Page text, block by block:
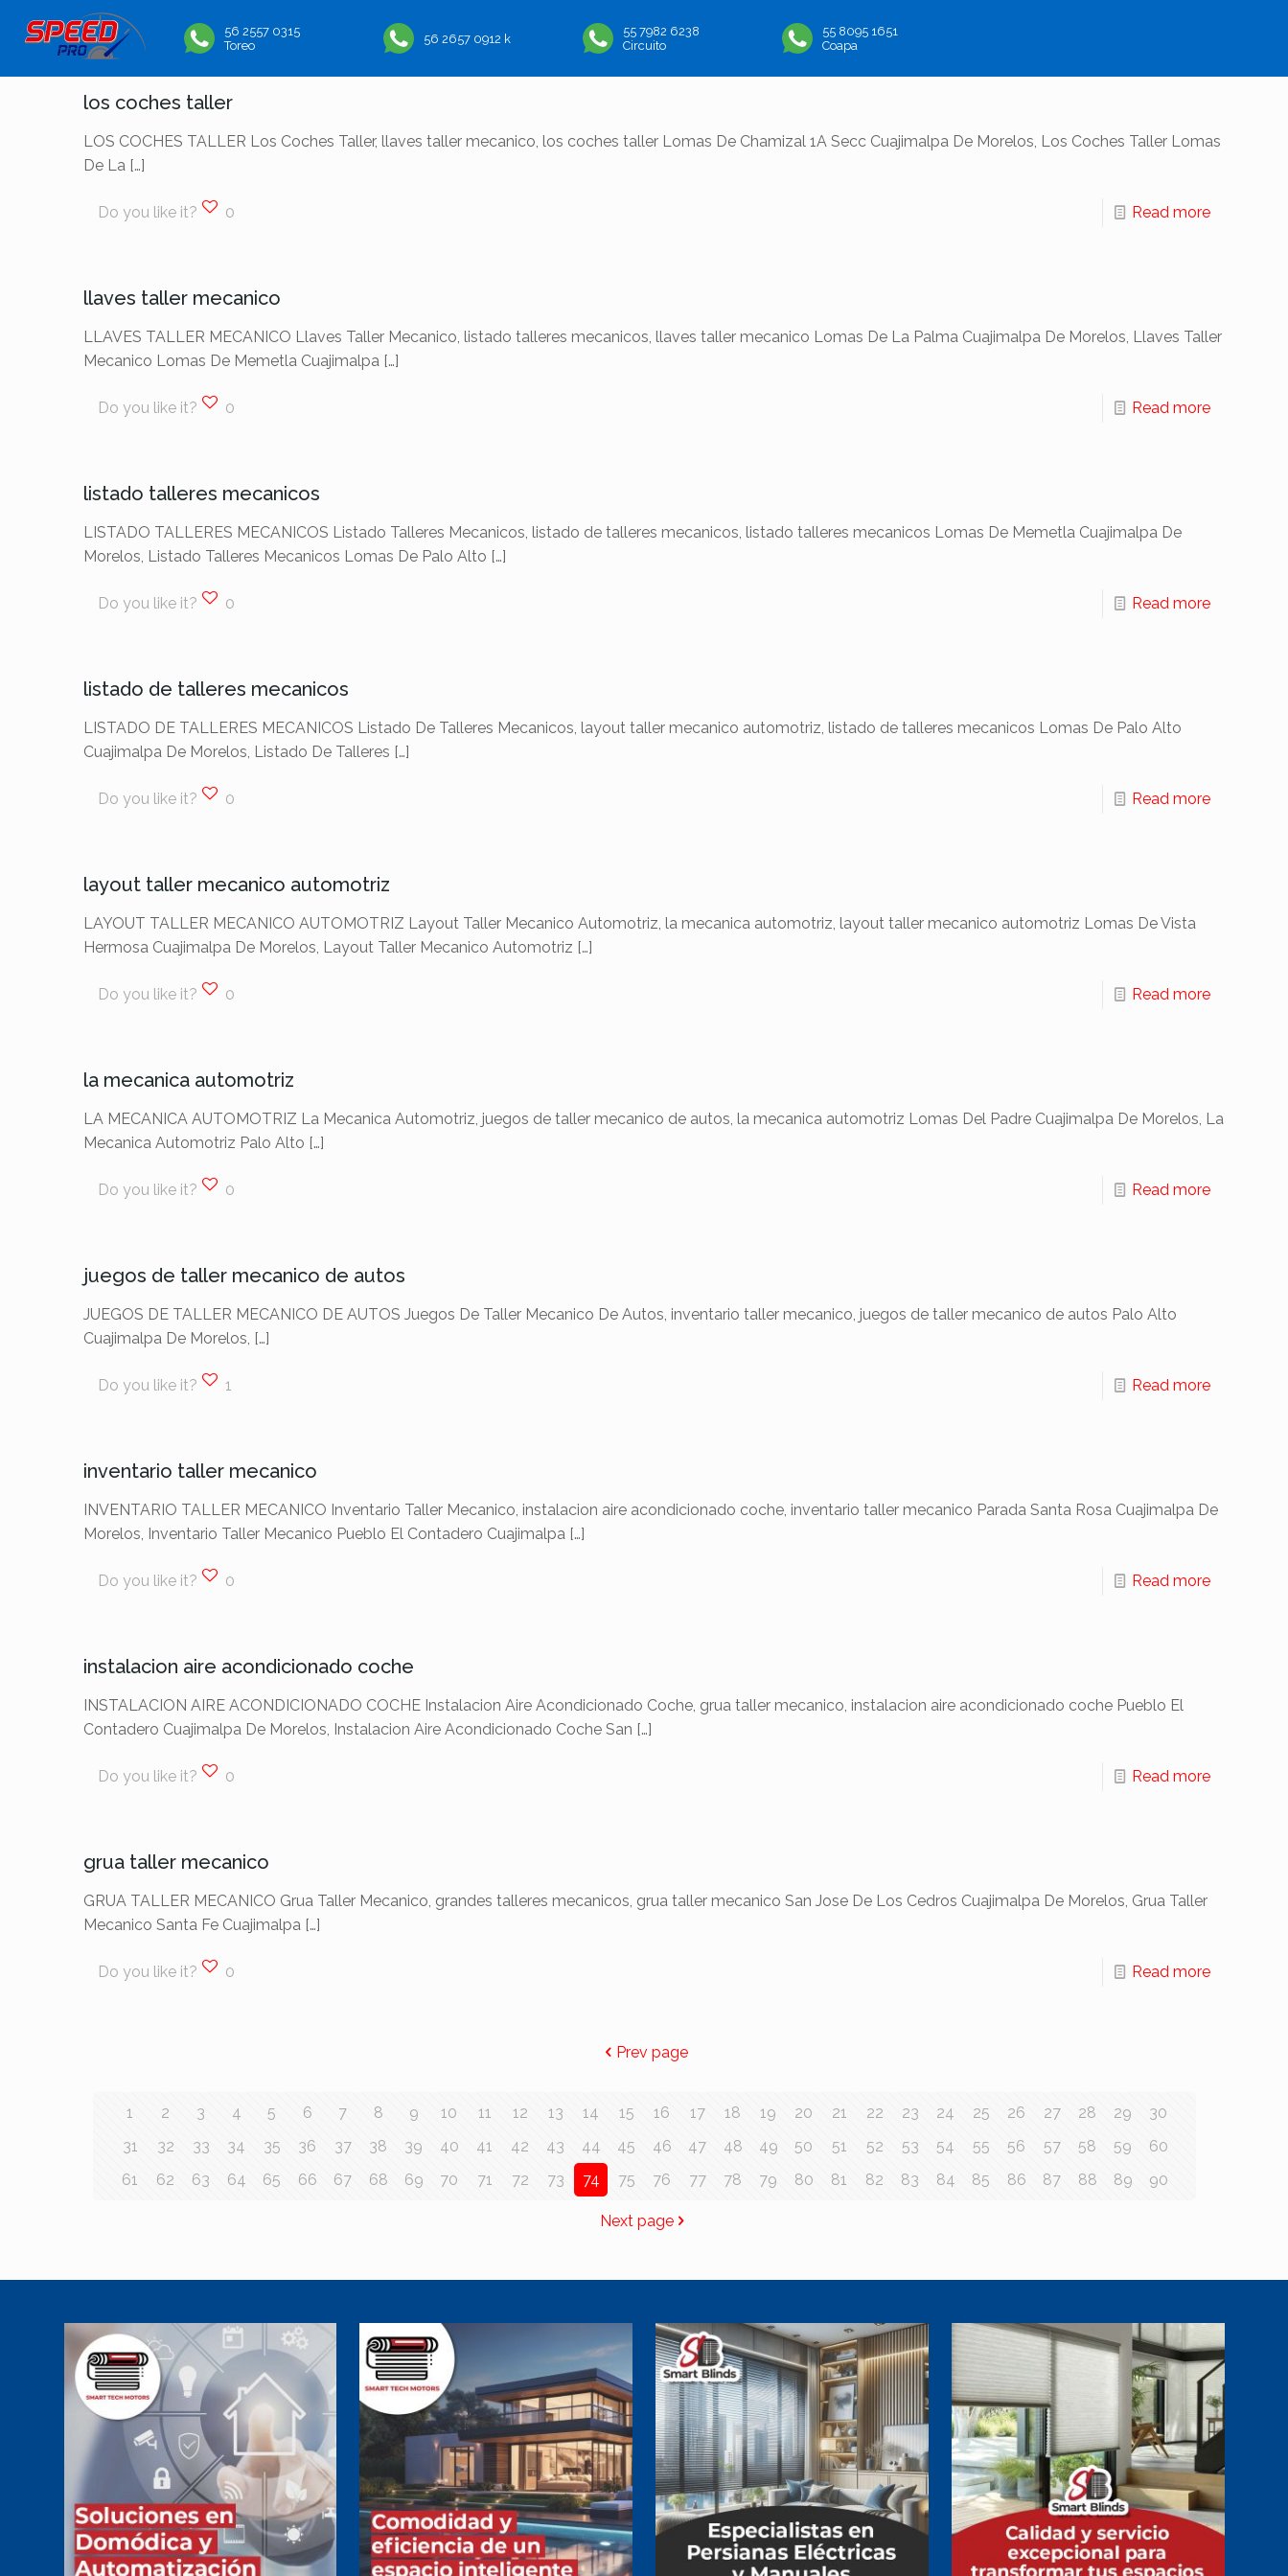
56 2557 0315
Toreo
56 2657 0912 k
55 7982 6238
Circuito
55 8095 1651
Coapa
los coches taller
LOS COCHES TALLER Los Coches Taller, llaves taller mecanico, los coches taller Lomas De Chamizal 1A Secc Cuajimalpa De Morelos, Los Coches Taller Lomas
De La[…]
Do you like it? 0 Read more
llaves taller mecanico
LLAVES TALLER MECANICO Llaves Taller Mecanico, listado talleres mecanicos, llaves taller mecanico Lomas De La Palma Cuajimalpa De Morelos, Llaves Taller
Mecanico Lomas De Memetla Cuajimalpa[…]
Do you like it? 0 Read more
listado talleres mecanicos
LISTADO TALLERES MECANICOS Listado Talleres Mecanicos, listado de talleres mecanicos, listado talleres mecanicos Lomas De Memetla Cuajimalpa De
Morelos, Listado Talleres Mecanicos Lomas De Palo Alto […]
Do you like it? 0 Read more
listado de talleres mecanicos
LISTADO DE TALLERES MECANICOS Listado De Talleres Mecanicos, layout taller mecanico automotriz, listado de talleres mecanicos Lomas De Palo Alto
Cuajimalpa De Morelos, Listado De Talleres […]
Do you like it? 0 Read more
layout taller mecanico automotriz
LAYOUT TALLER MECANICO AUTOMOTRIZ Layout Taller Mecanico Automotriz, la mecanica automotriz, layout taller mecanico automotriz Lomas De Vista
Hermosa Cuajimalpa De Morelos, Layout Taller Mecanico Automotriz […]
Do you like it? 0 Read more
la mecanica automotriz
LA MECANICA AUTOMOTRIZ La Mecanica Automotriz, juegos de taller mecanico de autos, la mecanica automotriz Lomas Del Padre Cuajimalpa De Morelos, La
Mecanica Automotriz Palo Alto […]
Do you like it? 0 Read more
juegos de taller mecanico de autos
JUEGOS DE TALLER MECANICO DE AUTOS Juegos De Taller Mecanico De Autos, inventario taller mecanico, juegos de taller mecanico de autos Palo Alto
Cuajimalpa De Morelos, […]
Do you like it? 1 Read more
inventario taller mecanico
INVENTARIO TALLER MECANICO Inventario Taller Mecanico, instalacion aire acondicionado coche, inventario taller mecanico Parada Santa Rosa Cuajimalpa De
Morelos, Inventario Taller Mecanico Pueblo El Contadero Cuajimalpa[…]
Do you like it? 0 Read more
instalacion aire acondicionado coche
INSTALACION AIRE ACONDICIONADO COCHE Instalacion Aire Acondicionado Coche, grua taller mecanico, instalacion aire acondicionado coche Pueblo El
Contadero Cuajimalpa De Morelos, Instalacion Aire Acondicionado Coche San […]
Do you like it? 0 Read more
grua taller mecanico
GRUA TALLER MECANICO Grua Taller Mecanico, grandes talleres mecanicos, grua taller mecanico San Jose De Los Cedros Cuajimalpa De Morelos, Grua Taller
Mecanico Santa Fe Cuajimalpa[…]
Do you like it? 0 Read more
Prev page
1 2 3 4 5 6 7 8 9 10 11 12 13 14 15 16 17 18 19 20 21 22 23 24 25 26 27 28 29
30
31
32 33 34 35 36 37 38 39 40 41 42 43 44 45 46 47 48 49 50 51 52 53 54 55 56 57 58 59
60
61
62 63 64 65 66 67 68 69 70 71 72 73 74 75 76 77 78 79 80 81 82 83 84 85 86 87 88 89 90
Next page